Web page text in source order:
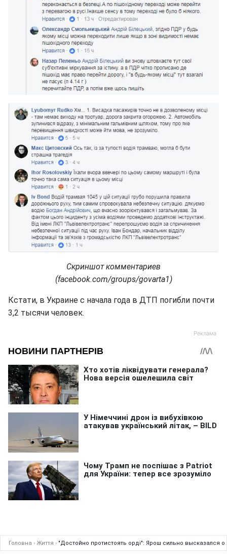
Скриншот комментариев
(facebook.com/groups/govarta1)
Кстати, в Украине с начала года в ДТП погибли почти
3,2 тысячи человек.
Головна › Життя › "Достойно протистоять орді": Ярош сильно высказался